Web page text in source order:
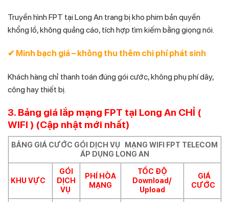
Truyền hình FPT tại Long An trang bị kho phim bản quyền
khổng lồ, không quảng cáo, tích hợp tìm kiếm bằng giọng nói.
✔ Minh bạch giá – không thu thêm chi phí phát sinh
Khách hàng chỉ thanh toán đúng gói cước, không phụ phí dây,
công hay thiết bị.
3. Bảng giá lắp mạng FPT tại Long An CHỈ (
WIFI ) (Cập nhật mới nhất)
BẢNG GIÁ CƯỚC GÓI DỊCH VỤ MẠNG WIFI FPT TELECOM
ÁP DỤNG LONG AN
KHU VỰC
GÓI
DỊCH
VỤ
PHÍ HÒA
MẠNG
TỐC ĐỘ
Download/
Upload
GIÁ
CƯỚC